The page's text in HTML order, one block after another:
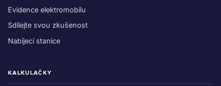
Evidence elektromobilu
Sdílejte svou zkušenost
Nabíjecí stanice
KALKULAČKY